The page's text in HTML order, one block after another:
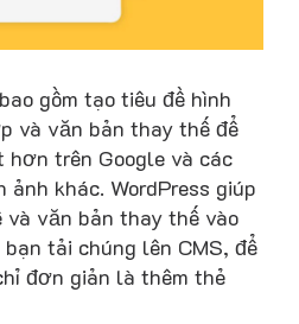
gồm tạo tiêu đề hình
và văn bản thay thế để
trên Google và các
ảnh khác. WordPress giúp
và văn bản thay thế vào
tải chúng lên CMS, để
đơn giản là thêm thẻ